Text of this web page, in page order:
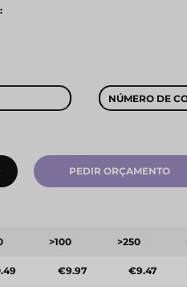
NÚMERO DE
PEDIR ORÇAMENTO
>100 >250
€9.97 €9.47